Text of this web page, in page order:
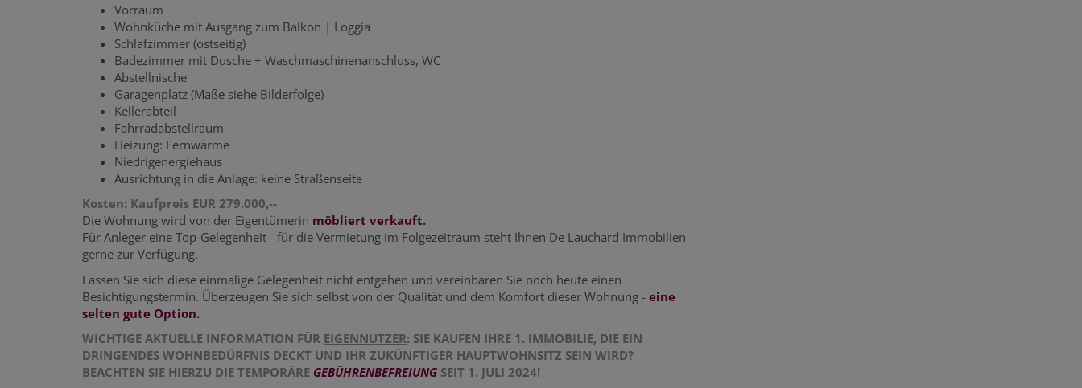
Vorraum
Wohnküche mit Ausgang zum Balkon | Loggia
Schlafzimmer (ostseitig)
Badezimmer mit Dusche + Waschmaschinenanschluss, WC
Abstellnische
Garagenplatz (Maße siehe Bilderfolge)
Kellerabteil
Fahrradabstellraum
Heizung: Fernwärme
Niedrigenergiehaus
Ausrichtung in die Anlage: keine Straßenseite
Kosten: Kaufpreis EUR 279.000,--
Die Wohnung wird von der Eigentümerin möbliert verkauft.
Für Anleger eine Top-Gelegenheit - für die Vermietung im Folgezeitraum steht Ihnen De Lauchard Immobilien
gerne zur Verfügung.
Lassen Sie sich diese einmalige Gelegenheit nicht entgehen und vereinbaren Sie noch heute einen
Besichtigungstermin. Überzeugen Sie sich selbst von der Qualität und dem Komfort dieser Wohnung - eine
selten gute Option.
WICHTIGE AKTUELLE INFORMATION FÜR EIGENNUTZER: SIE KAUFEN IHRE 1. IMMOBILIE, DIE EIN
DRINGENDES WOHNBEDÜRFNIS DECKT UND IHR ZUKÜNFTIGER HAUPTWOHNSITZ SEIN WIRD?
BEACHTEN SIE HIERZU DIE TEMPORÄRE GEBÜHRENBEFREIUNG SEIT 1. JULI 2024!